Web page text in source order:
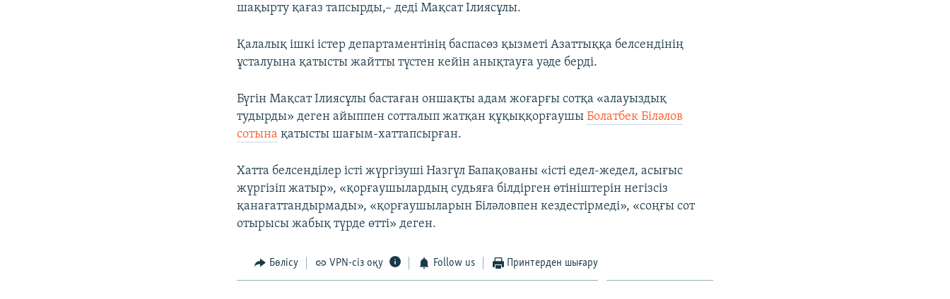
шақырту қағаз тапсырды,– деді Мақсат Ілиясұлы.
Қалалық ішкі істер департаментінің баспасөз қызметі Азаттыққа белсендінің
ұсталуына қатысты жайтты түстен кейін анықтауға уәде берді.
Бүгін Мақсат Ілиясұлы бастаған оншақты адам жоғарғы сотқа «алауыздық
тудырды» деген айыппен сотталып жатқан құқыққорғаушыБолатбек Біләлов
сотына қатысты шағым-хаттапсырған.
Хатта белсенділер істі жүргізуші Назгүл Бапақованы «істі едел-жедел, асығыс
жүргізіп жатыр», «қорғаушылардың судьяға білдірген өтініштерін негізсіз
қанағаттандырмады», «қорғаушыларын Біләловпен кездестірмеді», «соңғы сот
отырысы жабық түрде өтті» деген.
Бөлісу VPN-сіз оқу Follow us Принтерден шығару